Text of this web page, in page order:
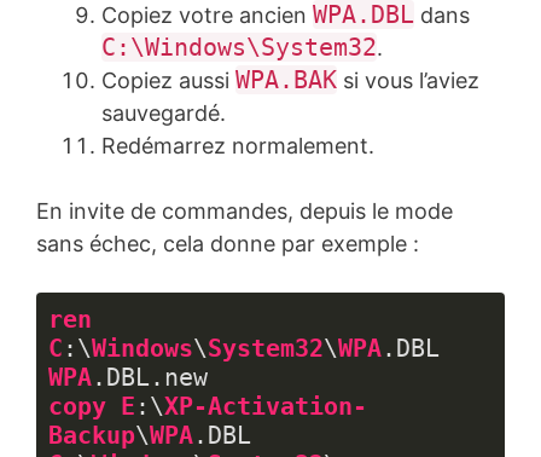
Copiez votre ancien WPA.DBL dans
C:\Windows\System32.
Copiez aussi WPA.BAK si vous l’aviez
sauvegardé.
Redémarrez normalement.
En invite de commandes, depuis le mode
sans échec, cela donne par exemple :
ren
C :\Windows\System32\WPA.DBL
WPA.DBL .new
copy E :\XP-Activation-
Backup\WPA.DBL